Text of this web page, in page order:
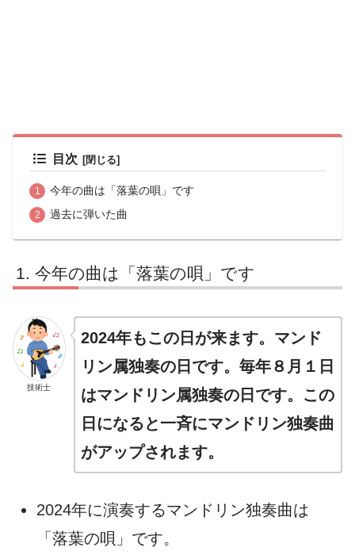
目次
今年の曲は「落葉の唄」です
過去に弾いた曲
今年の曲は「落葉の唄」です
技術士
2024年もこの日が来ます。マンド
リン属独奏の日です。毎年８月１日
はマンドリン属独奏の日です。この
日になると一斉にマンドリン独奏曲
がアップされます。
2024年に演奏するマンドリン独奏曲は
「落葉の唄」です。